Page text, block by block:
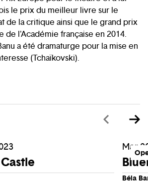
le prix du meilleur livre sur le
de la critique ainsi que le grand prix
de l'Académie française en 2014.
a été dramaturge pour la mise en
(Tchaïkovski).
Mar
Béla